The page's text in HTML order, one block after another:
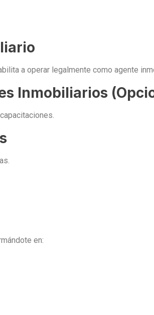
a operar legalmente como agente
Inmobiliarios
en: